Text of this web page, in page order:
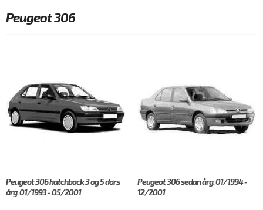
Peugeot 306
Peugeot 306 hatchback 3 og 5 dørs
årg. 01/1993 - 05/2001
Peugeot 306 sedan årg. 01/1994 -
12/2001